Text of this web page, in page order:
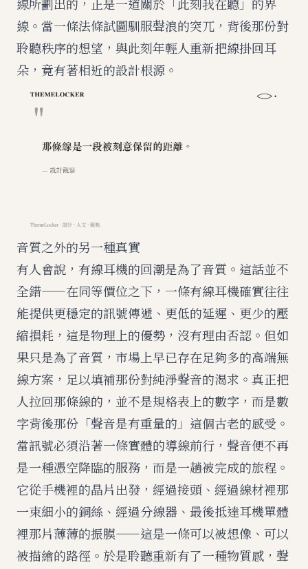
線。 當一條法條試圖馴服聲浪的突兀 ，背後那份對
聆聽秩序的想望，與此刻年輕人重新把線掛回耳
朵，竟有著相近的設計根源。
音質之外的另一種真實
有人會說，有線耳機的回潮是為了音質。這話並不
全錯——在同等價位之下，一條有線耳機確實往往
能提供更穩定的訊號傳遞、更低的延遲、更少的壓
縮損耗，這是物理上的優勢，沒有理由否認。但如
果只是為了音質，市場上早已存在足夠多的高端無
線方案，足以填補那份對純淨聲音的渴求。真正把
人拉回那條線的，並不是規格表上的數字，而是數
字背後那份「聲音是有重量的」這個古老的感受。
當訊號必須沿著一條實體的導線前行，聲音便不再
是一種憑空降臨的服務，而是一趟被完成的旅程。
它從手機裡的晶片出發，經過接頭、經過線材裡那
一束細小的銅絲、經過分線器、最後抵達耳機單體
裡那片薄薄的振膜——這是一條可以被想像、可以
被描繪的路徑。於是聆聽重新有了一種物質感，聲